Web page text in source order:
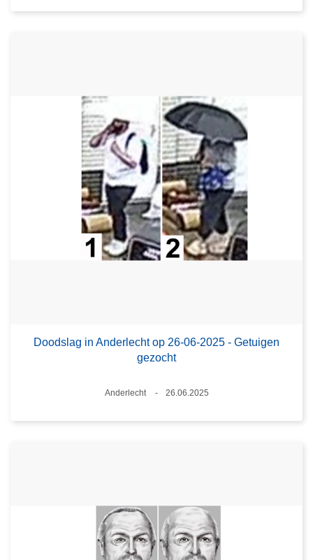
Doodslag in Anderlecht op 26-06-2025 - Getuigen
gezocht
Plaats
Anderlecht
26.06.2025